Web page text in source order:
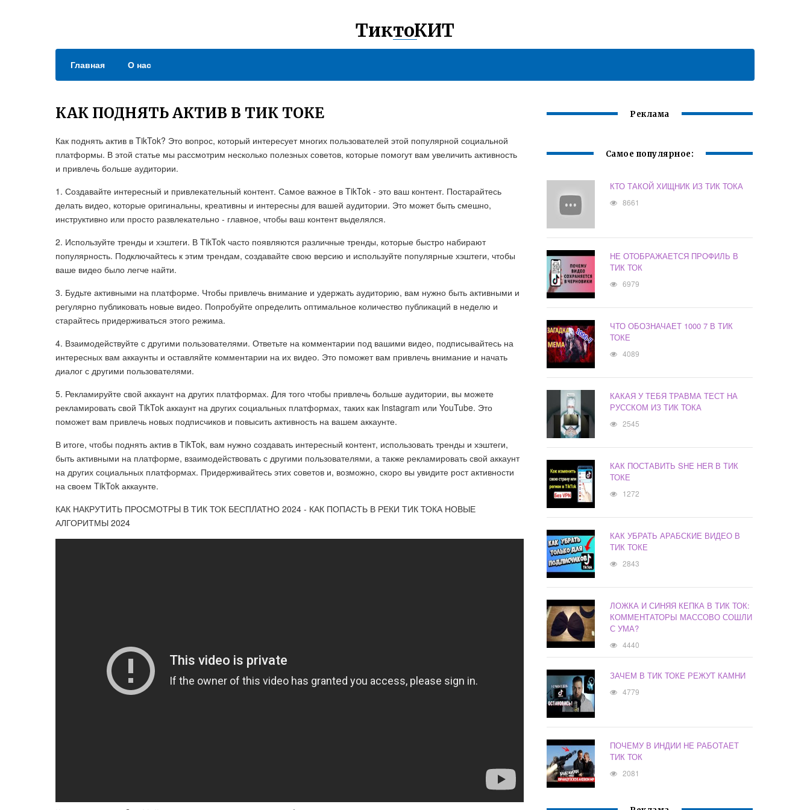
ТиктоКИТ
Главная О нас
КАК ПОДНЯТЬ АКТИВ В ТИК ТОКЕ
Как поднять актив в TikTok? Это вопрос, который интересует многих пользователей этой популярной социальной
платформы. В этой статье мы рассмотрим несколько полезных советов, которые помогут вам увеличить активность
и привлечь больше аудитории.
1. Создавайте интересный и привлекательный контент. Самое важное в TikTok - это ваш контент. Постарайтесь
делать видео, которые оригинальны, креативны и интересны для вашей аудитории. Это может быть смешно,
инструктивно или просто развлекательно - главное, чтобы ваш контент выделялся.
2. Используйте тренды и хэштеги. В TikTok часто появляются различные тренды, которые быстро набирают
популярность. Подключайтесь к этим трендам, создавайте свою версию и используйте популярные хэштеги, чтобы
ваше видео было легче найти.
3. Будьте активными на платформе. Чтобы привлечь внимание и удержать аудиторию, вам нужно быть активными и
регулярно публиковать новые видео. Попробуйте определить оптимальное количество публикаций в неделю и
старайтесь придерживаться этого режима.
4. Взаимодействуйте с другими пользователями. Ответьте на комментарии под вашими видео, подписывайтесь на
интересных вам аккаунты и оставляйте комментарии на их видео. Это поможет вам привлечь внимание и начать
диалог с другими пользователями.
5. Рекламируйте свой аккаунт на других платформах. Для того чтобы привлечь больше аудитории, вы можете
рекламировать свой TikTok аккаунт на других социальных платформах, таких как Instagram или YouTube. Это
поможет вам привлечь новых подписчиков и повысить активность на вашем аккаунте.
В итоге, чтобы поднять актив в TikTok, вам нужно создавать интересный контент, использовать тренды и хэштеги,
быть активными на платформе, взаимодействовать с другими пользователями, а также рекламировать свой аккаунт
на других социальных платформах. Придерживайтесь этих советов и, возможно, скоро вы увидите рост активности
на своем TikTok аккаунте.
КАК НАКРУТИТЬ ПРОСМОТРЫ В ТИК ТОК БЕСПЛАТНО 2024 - КАК ПОПАСТЬ В РЕКИ ТИК ТОКА НОВЫЕ
АЛГОРИТМЫ 2024
Реклама
Самое популярное:
КТО ТАКОЙ ХИЩНИК ИЗ ТИК ТОКА
8661
НЕ ОТОБРАЖАЕТСЯ ПРОФИЛЬ В
ТИК ТОК
6979
ЧТО ОБОЗНАЧАЕТ 1000 7 В ТИК
ТОКЕ
4089
КАКАЯ У ТЕБЯ ТРАВМА ТЕСТ НА
РУССКОМ ИЗ ТИК ТОКА
2545
КАК ПОСТАВИТЬ SHE HER В ТИК
ТОКЕ
1272
КАК УБРАТЬ АРАБСКИЕ ВИДЕО В
ТИК ТОКЕ
2843
ЛОЖКА И СИНЯЯ КЕПКА В ТИК ТОК:
КОММЕНТАТОРЫ МАССОВО СОШЛИ
С УМА?
4440
ЗАЧЕМ В ТИК ТОКЕ РЕЖУТ КАМНИ
4779
ПОЧЕМУ В ИНДИИ НЕ РАБОТАЕТ
ТИК ТОК
2081